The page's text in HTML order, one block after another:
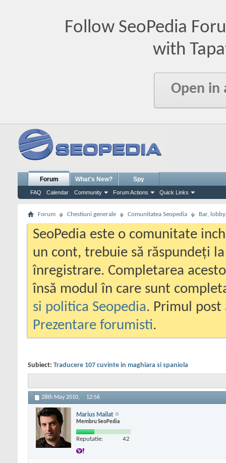
Follow SeoPedia
with
Open in
Forum
FAQ Calendar Community Forum Actions Quick Links
What's New? Spy
Forum Chestiuni generale Comunitatea Seopedia Bar,
SeoPedia este o comunitate
un cont, trebuie să răspundeți
înregistrare. Completarea
însă modul în care sunt
si politica Seopedia. Primul
Prezentare forumisti.
Subiect: Traducere 107 cuvinte in maghiara si spaniola
28th May 2010, 12:56
Marius Mailat
Membru SeoPedia
Reputatie: 42